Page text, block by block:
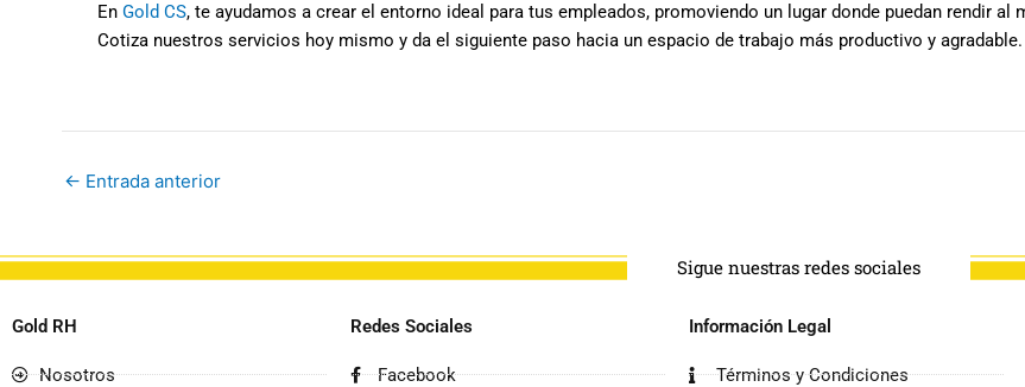
En Gold CS, te ayudamos a crear el entorno ideal para tus empleados, promoviendo un lugar donde puedan rendir
Cotiza nuestros servicios hoy mismo y da el siguiente paso hacia un espacio de trabajo más productivo y agradable.
← Entrada anterior
Sigue nuestras redes sociales
Gold RH
Nosotros
Redes Sociales
Facebook
Información Legal
Términos y Condiciones